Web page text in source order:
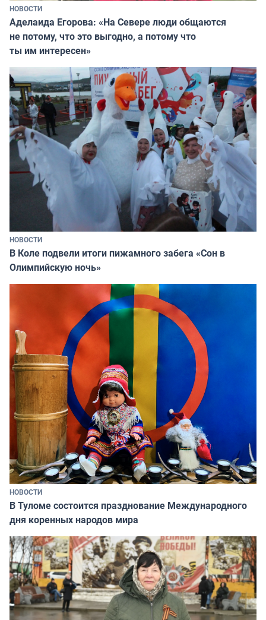
НОВОСТИ
Аделаида Егорова: «На Севере люди общаются
не потому, что это выгодно, а потому что
ты им интересен»
НОВОСТИ
В Коле подвели итоги пижамного забега «Сон в
Олимпийскую ночь»
НОВОСТИ
В Туломе состоится празднование Международного
дня коренных народов мира